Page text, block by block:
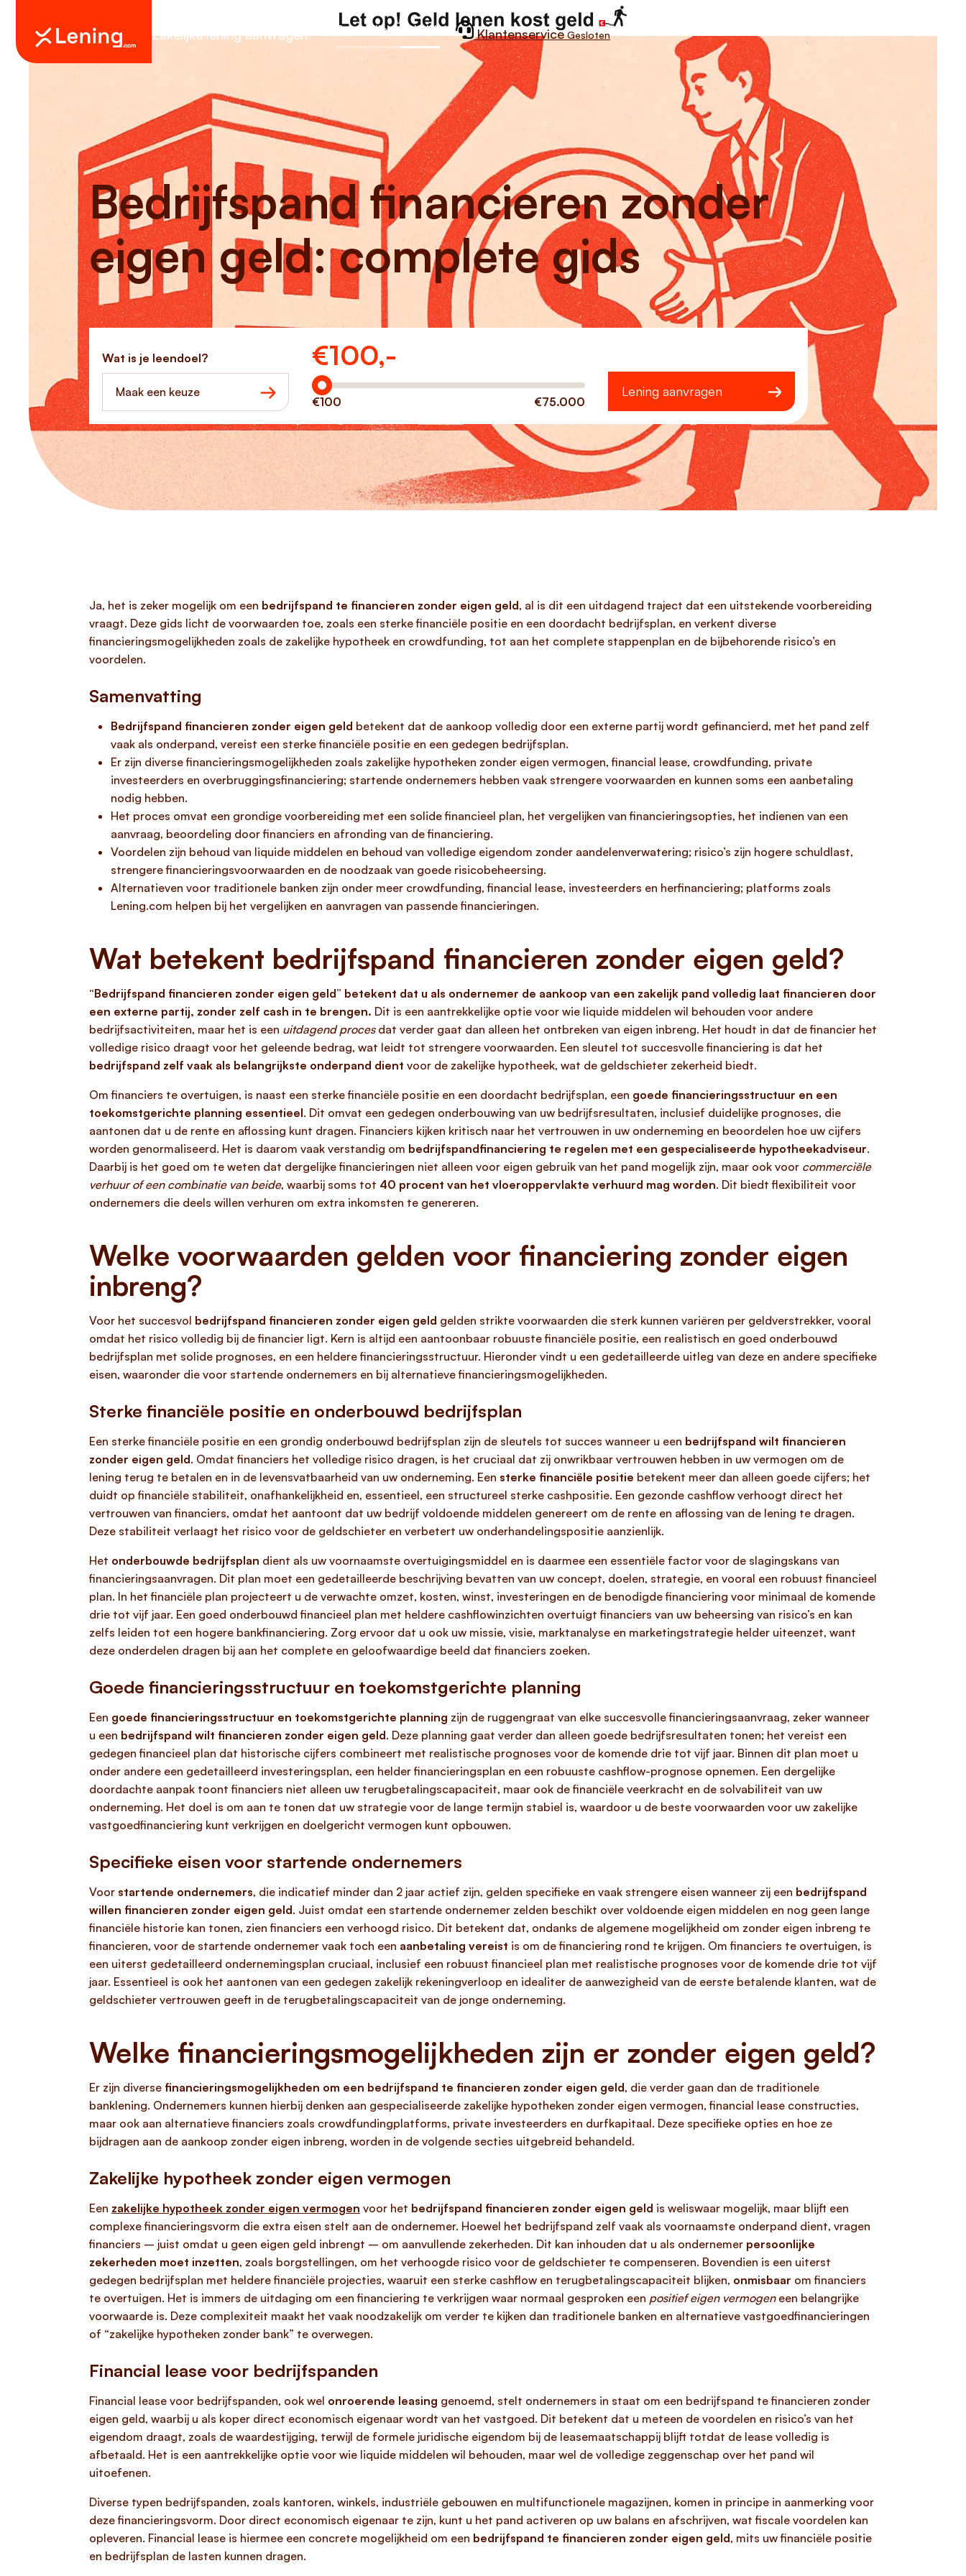
Zakelijke lening aanvragen Particulier Zakelijk Klantenservice Gesloten
Bedrijfspand financieren zonder
eigen geld: complete gids
Wat is je leendoel?
Maak een keuze
€100,-
Hoeveel wilt u lenen?
€100 €75.000
Lening aanvragen
Ja, het is zeker mogelijk om een bedrijfspand te financieren zonder eigen geld, al is dit een uitdagend traject dat een uitstekende voorbereiding
vraagt. Deze gids licht de voorwaarden toe, zoals een sterke financiële positie en een doordacht bedrijfsplan, en verkent diverse
financieringsmogelijkheden zoals de zakelijke hypotheek en crowdfunding, tot aan het complete stappenplan en de bijbehorende risico’s en
voordelen.
Samenvatting
Bedrijfspand financieren zonder eigen geld betekent dat de aankoop volledig door een externe partij wordt gefinancierd, met het pand zelf
vaak als onderpand, vereist een sterke financiële positie en een gedegen bedrijfsplan.
Er zijn diverse financieringsmogelijkheden zoals zakelijke hypotheken zonder eigen vermogen, financial lease, crowdfunding, private
investeerders en overbruggingsfinanciering; startende ondernemers hebben vaak strengere voorwaarden en kunnen soms een aanbetaling
nodig hebben.
Het proces omvat een grondige voorbereiding met een solide financieel plan, het vergelijken van financieringsopties, het indienen van een
aanvraag, beoordeling door financiers en afronding van de financiering.
Voordelen zijn behoud van liquide middelen en behoud van volledige eigendom zonder aandelenverwatering; risico’s zijn hogere schuldlast,
strengere financieringsvoorwaarden en de noodzaak van goede risicobeheersing.
Alternatieven voor traditionele banken zijn onder meer crowdfunding, financial lease, investeerders en herfinanciering; platforms zoals
Lening.com helpen bij het vergelijken en aanvragen van passende financieringen.
Wat betekent bedrijfspand financieren zonder eigen geld?
“Bedrijfspand financieren zonder eigen geld” betekent dat u als ondernemer de aankoop van een zakelijk pand volledig laat financieren door
een externe partij, zonder zelf cash in te brengen. Dit is een aantrekkelijke optie voor wie liquide middelen wil behouden voor andere
bedrijfsactiviteiten, maar het is een uitdagend procesdat verder gaat dan alleen het ontbreken van eigen inbreng. Het houdt in dat de financier het
volledige risico draagt voor het geleende bedrag, wat leidt tot strengere voorwaarden. Een sleutel tot succesvolle financiering is dat het
bedrijfspand zelf vaak als belangrijkste onderpand dient voor de zakelijke hypotheek, wat de geldschieter zekerheid biedt.
Om financiers te overtuigen, is naast een sterke financiële positie en een doordacht bedrijfsplan, een goede financieringsstructuur en een
toekomstgerichte planning essentieel. Dit omvat een gedegen onderbouwing van uw bedrijfsresultaten, inclusief duidelijke prognoses, die
aantonen dat u de rente en aflossing kunt dragen. Financiers kijken kritisch naar het vertrouwen in uw onderneming en beoordelen hoe uw cijfers
worden genormaliseerd. Het is daarom vaak verstandig om bedrijfspandfinanciering te regelen met een gespecialiseerde hypotheekadviseur.
Daarbij is het goed om te weten dat dergelijke financieringen niet alleen voor eigen gebruik van het pand mogelijk zijn, maar ook voor commerciële
verhuur of een combinatie van beide, waarbij soms tot 40 procent van het vloeroppervlakte verhuurd mag worden. Dit biedt flexibiliteit voor
ondernemers die deels willen verhuren om extra inkomsten te genereren.
Welke voorwaarden gelden voor financiering zonder eigen
inbreng?
Voor het succesvol bedrijfspand financieren zonder eigen geld gelden strikte voorwaarden die sterk kunnen variëren per geldverstrekker, vooral
omdat het risico volledig bij de financier ligt. Kern is altijd een aantoonbaar robuuste financiële positie, een realistisch en goed onderbouwd
bedrijfsplan met solide prognoses, en een heldere financieringsstructuur. Hieronder vindt u een gedetailleerde uitleg van deze en andere specifieke
eisen, waaronder die voor startende ondernemers en bij alternatieve financieringsmogelijkheden.
Sterke financiële positie en onderbouwd bedrijfsplan
Een sterke financiële positie en een grondig onderbouwd bedrijfsplan zijn de sleutels tot succes wanneer u een bedrijfspand wilt financieren
zonder eigen geld. Omdat financiers het volledige risico dragen, is het cruciaal dat zij onwrikbaar vertrouwen hebben in uw vermogen om de
lening terug te betalen en in de levensvatbaarheid van uw onderneming. Een sterke financiële positie betekent meer dan alleen goede cijfers; het
duidt op financiële stabiliteit, onafhankelijkheid en, essentieel, een structureel sterke cashpositie. Een gezonde cashflow verhoogt direct het
vertrouwen van financiers, omdat het aantoont dat uw bedrijf voldoende middelen genereert om de rente en aflossing van de lening te dragen.
Deze stabiliteit verlaagt het risico voor de geldschieter en verbetert uw onderhandelingspositie aanzienlijk.
Het onderbouwde bedrijfsplan dient als uw voornaamste overtuigingsmiddel en is daarmee een essentiële factor voor de slagingskans van
financieringsaanvragen. Dit plan moet een gedetailleerde beschrijving bevatten van uw concept, doelen, strategie, en vooral een robuust financieel
plan. In het financiële plan projecteert u de verwachte omzet, kosten, winst, investeringen en de benodigde financiering voor minimaal de komende
drie tot vijf jaar. Een goed onderbouwd financieel plan met heldere cashflowinzichten overtuigt financiers van uw beheersing van risico’s en kan
zelfs leiden tot een hogere bankfinanciering. Zorg ervoor dat u ook uw missie, visie, marktanalyse en marketingstrategie helder uiteenzet, want
deze onderdelen dragen bij aan het complete en geloofwaardige beeld dat financiers zoeken.
Goede financieringsstructuur en toekomstgerichte planning
Een goede financieringsstructuur en toekomstgerichte planning zijn de ruggengraat van elke succesvolle financieringsaanvraag, zeker wanneer
u een bedrijfspand wilt financieren zonder eigen geld. Deze planning gaat verder dan alleen goede bedrijfsresultaten tonen; het vereist een
gedegen financieel plan dat historische cijfers combineert met realistische prognoses voor de komende drie tot vijf jaar. Binnen dit plan moet u
onder andere een gedetailleerd investeringsplan, een helder financieringsplan en een robuuste cashflow-prognose opnemen. Een dergelijke
doordachte aanpak toont financiers niet alleen uw terugbetalingscapaciteit, maar ook de financiële veerkracht en de solvabiliteit van uw
onderneming. Het doel is om aan te tonen dat uw strategie voor de lange termijn stabiel is, waardoor u de beste voorwaarden voor uw zakelijke
vastgoedfinanciering kunt verkrijgen en doelgericht vermogen kunt opbouwen.
Specifieke eisen voor startende ondernemers
Voor startende ondernemers, die indicatief minder dan 2 jaar actief zijn, gelden specifieke en vaak strengere eisen wanneer zij een bedrijfspand
willen financieren zonder eigen geld. Juist omdat een startende ondernemer zelden beschikt over voldoende eigen middelen en nog geen lange
financiële historie kan tonen, zien financiers een verhoogd risico. Dit betekent dat, ondanks de algemene mogelijkheid om zonder eigen inbreng te
financieren, voor de startende ondernemer vaak toch een aanbetaling vereist is om de financiering rond te krijgen. Om financiers te overtuigen, is
een uiterst gedetailleerd ondernemingsplan cruciaal, inclusief een robuust financieel plan met realistische prognoses voor de komende drie tot vijf
jaar. Essentieel is ook het aantonen van een gedegen zakelijk rekeningverloop en idealiter de aanwezigheid van de eerste betalende klanten, wat de
geldschieter vertrouwen geeft in de terugbetalingscapaciteit van de jonge onderneming.
Welke financieringsmogelijkheden zijn er zonder eigen geld?
Er zijn diverse financieringsmogelijkheden om een bedrijfspand te financieren zonder eigen geld, die verder gaan dan de traditionele
banklening. Ondernemers kunnen hierbij denken aan gespecialiseerde zakelijke hypotheken zonder eigen vermogen, financial lease constructies,
maar ook aan alternatieve financiers zoals crowdfundingplatforms, private investeerders en durfkapitaal. Deze specifieke opties en hoe ze
bijdragen aan de aankoop zonder eigen inbreng, worden in de volgende secties uitgebreid behandeld.
Zakelijke hypotheek zonder eigen vermogen
Een zakelijke hypotheek zonder eigen vermogen voor het bedrijfspand financieren zonder eigen geld is weliswaar mogelijk, maar blijft een
complexe financieringsvorm die extra eisen stelt aan de ondernemer. Hoewel het bedrijfspand zelf vaak als voornaamste onderpand dient, vragen
financiers – juist omdat u geen eigen geld inbrengt – om aanvullende zekerheden. Dit kan inhouden dat u als ondernemer persoonlijke
zekerheden moet inzetten, zoals borgstellingen, om het verhoogde risico voor de geldschieter te compenseren. Bovendien is een uiterst
gedegen bedrijfsplan met heldere financiële projecties, waaruit een sterke cashflow en terugbetalingscapaciteit blijken, onmisbaar om financiers
te overtuigen. Het is immers de uitdaging om een financiering te verkrijgen waar normaal gesproken een positief eigen vermogeneen belangrijke
voorwaarde is. Deze complexiteit maakt het vaak noodzakelijk om verder te kijken dan traditionele banken en alternatieve vastgoedfinancieringen
of “zakelijke hypotheken zonder bank” te overwegen.
Financial lease voor bedrijfspanden
Financial lease voor bedrijfspanden, ook wel onroerende leasing genoemd, stelt ondernemers in staat om een bedrijfspand te financieren zonder
eigen geld, waarbij u als koper direct economisch eigenaar wordt van het vastgoed. Dit betekent dat u meteen de voordelen en risico’s van het
eigendom draagt, zoals de waardestijging, terwijl de formele juridische eigendom bij de leasemaatschappij blijft totdat de lease volledig is
afbetaald. Het is een aantrekkelijke optie voor wie liquide middelen wil behouden, maar wel de volledige zeggenschap over het pand wil
uitoefenen.
Diverse typen bedrijfspanden, zoals kantoren, winkels, industriële gebouwen en multifunctionele magazijnen, komen in principe in aanmerking voor
deze financieringsvorm. Door direct economisch eigenaar te zijn, kunt u het pand activeren op uw balans en afschrijven, wat fiscale voordelen kan
opleveren. Financial lease is hiermee een concrete mogelijkheid om een bedrijfspand te financieren zonder eigen geld, mits uw financiële positie
en bedrijfsplan de lasten kunnen dragen.